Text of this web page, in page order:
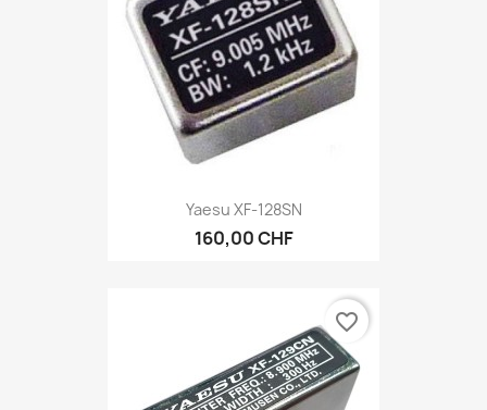
Yaesu XF-128SN
160,00 CHF
favorite_border